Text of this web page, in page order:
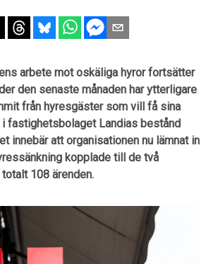
arbete mot oskäliga hyror fortsätter
den senaste månaden har ytterligare
från hyresgäster som vill få sina
fastighetsbolaget Landias bestånd
innebär att organisationen nu lämnat in
kopplade till de två
108 ärenden.